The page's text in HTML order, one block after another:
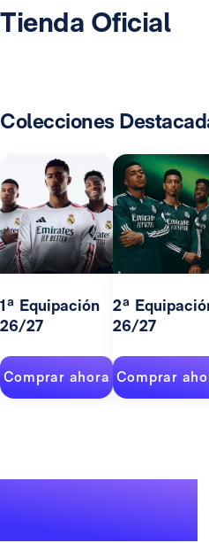
Tienda Oficial
Colecciones
1ª Equipación
26/27
Comprar ahora
2ª
26/27
Comprar